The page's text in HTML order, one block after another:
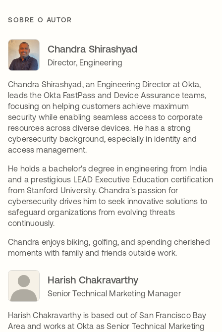
SOBRE O AUTOR
Chandra Shirashyad
Director, Engineering
Chandra Shirashyad, an Engineering Director at Okta,
leads the Okta FastPass and Device Assurance teams,
focusing on helping customers achieve maximum
security while enabling seamless access to corporate
resources across diverse devices. He has a strong
cybersecurity background, especially in identity and
access management.
He holds a bachelor's degree in engineering from India
and a prestigious LEAD Executive Education certification
from Stanford University. Chandra's passion for
cybersecurity drives him to seek innovative solutions to
safeguard organizations from evolving threats
continuously.
Chandra enjoys biking, golfing, and spending cherished
moments with family and friends outside work.
Harish Chakravarthy
Senior Technical Marketing Manager
Harish Chakravarthy is based out of San Francisco Bay
Area and works at Okta as Senior Technical Marketing